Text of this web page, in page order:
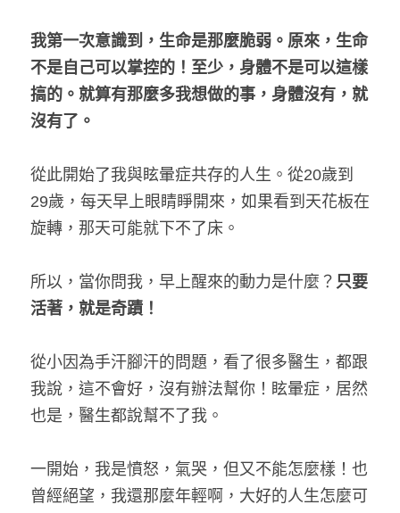
我第一次意識到，生命是那麼脆弱。原來，生命
不是自己可以掌控的！至少，身體不是可以這樣
搞的。就算有那麼多我想做的事，身體沒有，就
沒有了。
從此開始了我與眩暈症共存的人生。從20歲到
29歲，每天早上眼睛睜開來，如果看到天花板在
旋轉，那天可能就下不了床。
所以，當你問我，早上醒來的動力是什麼？ 只要
活著，就是奇蹟！
從小因為手汗腳汗的問題，看了很多醫生，都跟
我說，這不會好，沒有辦法幫你！眩暈症，居然
也是，醫生都說幫不了我。
一開始，我是憤怒，氣哭，但又不能怎麼樣！也
曾經絕望，我還那麼年輕啊，大好的人生怎麼可